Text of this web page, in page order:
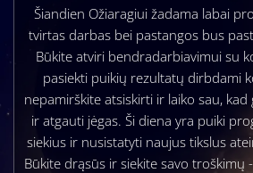
Šiandien Ožiaragiui žadama labai
tvirtas darbas bei pastangos bus
Būkite atviri bendradarbiavimui su
pasiekti puikių rezultatų dirbdami
nepamirškite atsiskirti ir laiko sau,
ir atgauti jėgas. Ši diena yra puiki
siekius ir nusistatyti naujus tikslus
Būkite drąsūs ir siekite savo troškimų